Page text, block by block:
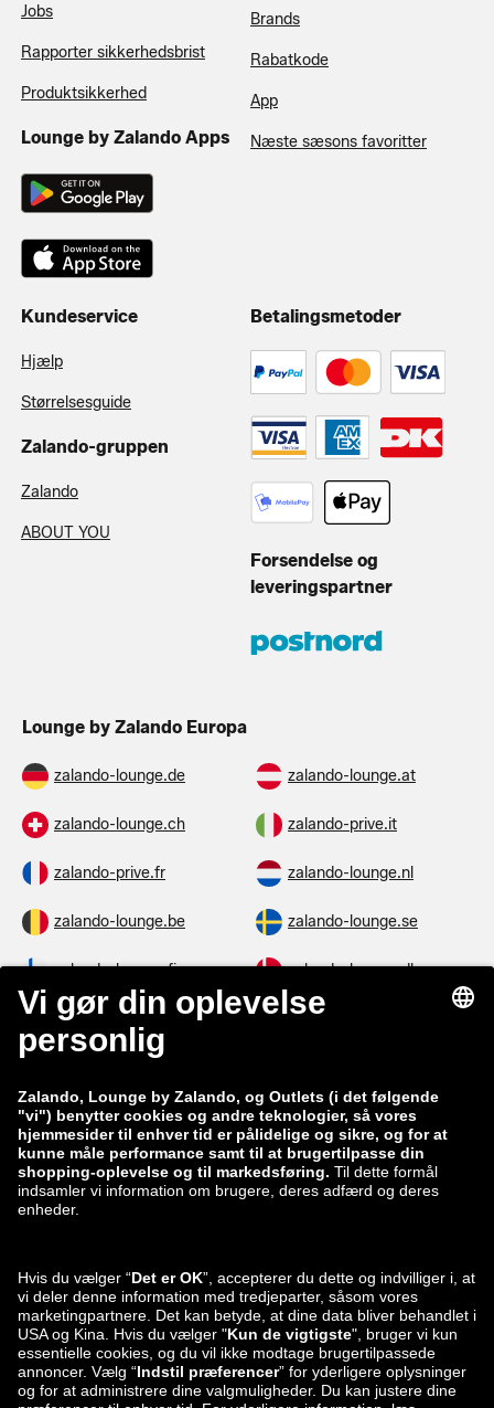
Jobs
Rapporter sikkerhedsbrist
Produktsikkerhed
Lounge by Zalando Apps
Brands
Rabatkode
App
Næste sæsons favoritter
Kundeservice
Hjælp
Størrelsesguide
Zalando-gruppen
Zalando
ABOUT YOU
Betalingsmetoder
Forsendelse og
leveringspartner
Lounge by Zalando Europa
zalando-lounge.de zalando-lounge.at
zalando-lounge.ch zalando-prive.it
zalando-prive.fr zalando-lounge.nl
zalando-lounge.be zalando-lounge.se
zalando-lounge.fi zalando-lounge.dk
zalando-lounge.co.uk zalando-lounge.pl
zalando-lounge.lt zalando-lounge.sk
zalando-lounge.ro zalando-lounge.hr
zalando-lounge.si
zalando-lounge.lv zalando-lounge.no
Du kan også